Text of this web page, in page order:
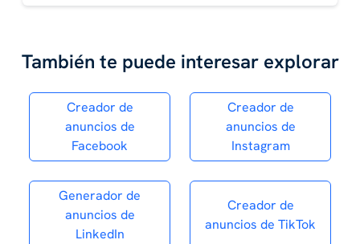
También te puede interesar explorar
Creador de
anuncios de
Facebook
Creador de
anuncios de
Instagram
Generador de
anuncios de
LinkedIn
Creador de
anuncios de TikTok